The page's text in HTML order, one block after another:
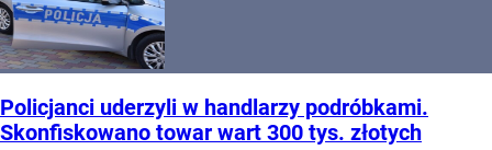
Policjanci uderzyli w handlarzy podróbkami.
Skonfiskowano towar wart 300 tys. złotych